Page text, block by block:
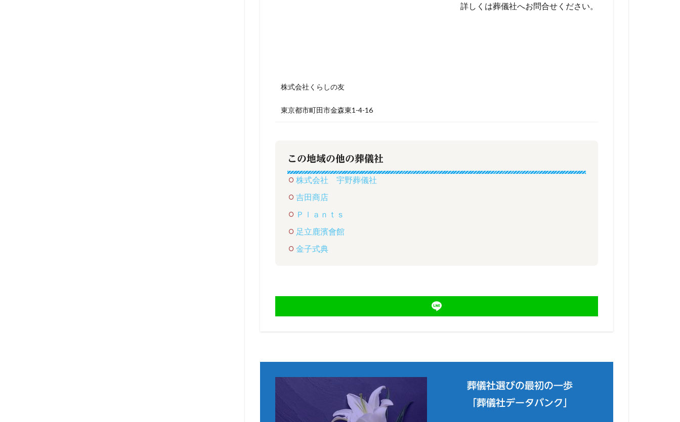
詳しくは葬儀社へお問合せください。
株式会社くらしの友
東京都市町田市金森東1-4-16
この地域の他の葬儀社
株式会社 宇野葬儀社
吉田商店
Ｐｌａｎｔｓ
足立鹿濱會館
金子式典
葬儀社選びの最初の一歩
「葬儀社データバンク」